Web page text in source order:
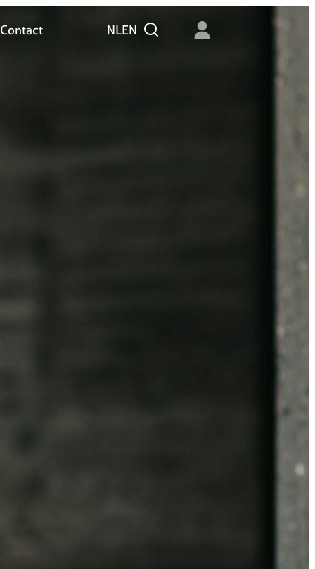
Contact NLEN Zoeken
Contact NLEN